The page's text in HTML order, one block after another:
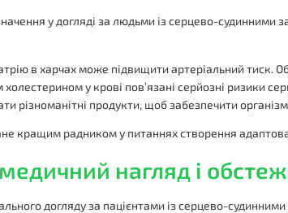
у догляді за людьми із серцево-
в харчах може підвищити артеріальний тиск.
холестерином у крові пов’язані серйозні ризики
різноманітні продукти, щоб забезпечити
кращим радником у питаннях створення
нагляд і
догляду за пацієнтами із серцево-